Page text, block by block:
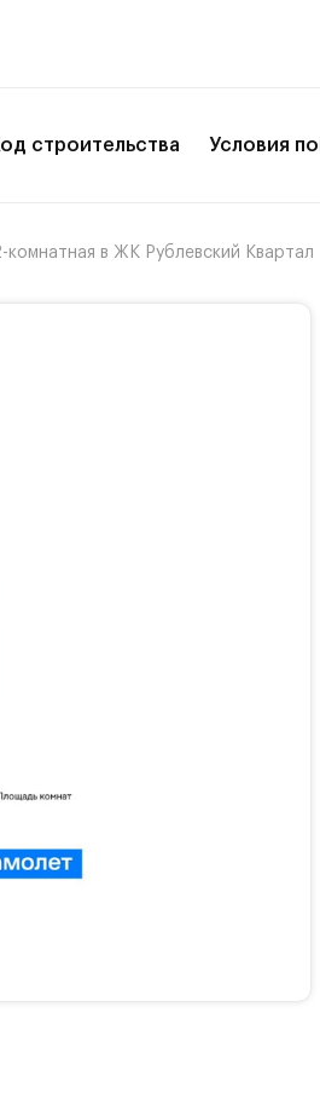
строительства Условия
комнатная в ЖК Рублевский Квартал